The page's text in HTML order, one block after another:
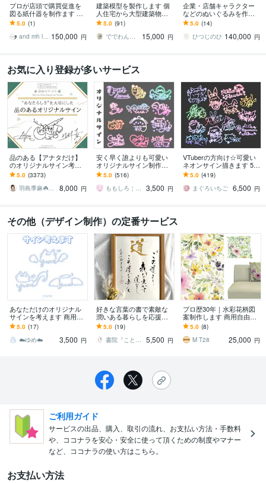
プロが店頭で購買促進を
図る紙什器を制作ます 商
品が競り合う売り場で、
確実な情報提供と購入を
促します
5.0 (1)
and mh l 美容特化デザイナー 150,000 円
建築模型を製作します 個
人住宅から大型建築物ま
でお任せください！⭐︎送料
込み⭐︎
5.0 (91)
ででわん（一級建築士）
15,000 円
企業・店舗キャラクター
などのぬいぐるみを作り
ます 可動もOK｜その子ら
しさを大切に、使い方に
合わせて設計します
5.0 (14)
ひつじのひ 140,000 円
お気に入り登録が多いサービス
品のある【アナタだけ】
のオリジナルサイン考え
ます ︎【唯一無二︎】個人も
企業も対応可「印象に残
る」署名をご提案
5.0 (3373)
羽島季麻☘️シグニチャーデザイナー／ロゴ
8,000 円
安く早く誰よりも可愛い
オリジナルサイン制作し
ます 最短即日！商用利用
OKなモチーフ入りサイン
です！
5.0 (516)
ももしろ￤デザイン
3,500 円
VTuberの方向け☆可愛い
ネオンサイン描きます 50
0件以上のサイン制作経験
☆商用利用無料！迅速丁
寧に対応☆
5.0 (419)
まぐろいちご 6,500 円
その他（デザイン制作）の定番サービス
あなただけのオリジナル
サインを考えます 商用利
用OK！3案納品！イラス
ト調が得意です◎
5.0 (17)
☁️ゆめ☁️
3,500 円
好きな言葉の書で素敵な
潤いある暮らしを応援し
ます 世界で一つのあなた
の為の書作品を経験豊富
な書家が制作します。
5.0 (19)
書院『ことのは』
5,500 円
プロ歴30年｜水彩花柄図
案制作します 商用自由、
著作権譲渡、使い道自由
5.0 (8)
M T28
25,000 円
ご利用ガイド
サービスの出品、購入、取引の流れ、お支払い方法・手数料
や、ココナラを安心・安全に使って頂くための制度やマナー
など、ココナラの使い方はこちら。
お支払い方法